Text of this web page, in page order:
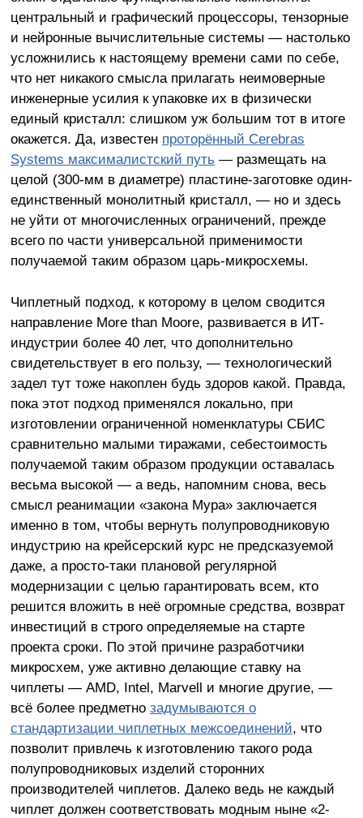
центральный и графический процессоры, тензорные
и нейронные вычислительные системы — настолько
усложнились к настоящему времени сами по себе,
что нет никакого смысла прилагать неимоверные
инженерные усилия к упаковке их в физически
единый кристалл: слишком уж большим тот в итоге
окажется. Да, известен проторённый Cerebras
Systems максималистский путь — размещать на
целой (300-мм в диаметре) пластине-заготовке один-
единственный монолитный кристалл, — но и здесь
не уйти от многочисленных ограничений, прежде
всего по части универсальной применимости
получаемой таким образом царь-микросхемы.
Чиплетный подход, к которому в целом сводится
направление More than Moore, развивается в ИТ-
индустрии более 40 лет, что дополнительно
свидетельствует в его пользу, — технологический
задел тут тоже накоплен будь здоров какой. Правда,
пока этот подход применялся локально, при
изготовлении ограниченной номенклатуры СБИС
сравнительно малыми тиражами, себестоимость
получаемой таким образом продукции оставалась
весьма высокой — а ведь, напомним снова, весь
смысл реанимации «закона Мура» заключается
именно в том, чтобы вернуть полупроводниковую
индустрию на крейсерский курс не предсказуемой
даже, а просто-таки плановой регулярной
модернизации с целью гарантировать всем, кто
решится вложить в неё огромные средства, возврат
инвестиций в строго определяемые на старте
проекта сроки. По этой причине разработчики
микросхем, уже активно делающие ставку на
чиплеты — AMD, Intel, Marvell и многие другие, —
всё более предметно задумываются о
стандартизации чиплетных межсоединений, что
позволит привлечь к изготовлению такого рода
полупроводниковых изделий сторонних
производителей чиплетов. Далеко ведь не каждый
чиплет должен соответствовать модным ныне «2-